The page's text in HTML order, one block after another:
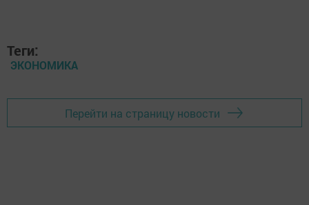
Теги:
ЭКОНОМИКА
Перейти на страницу новости